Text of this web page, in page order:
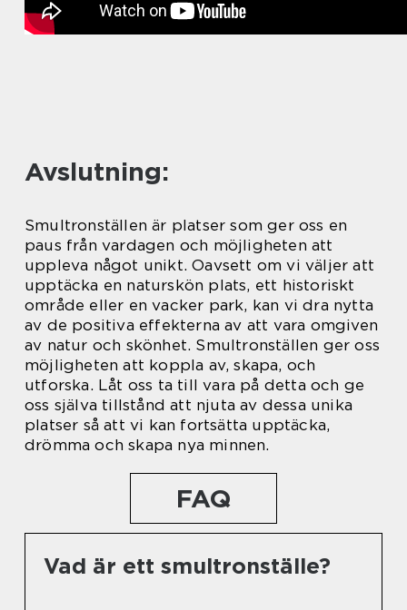
Avslutning:
Smultronställen är platser som ger oss en
paus från vardagen och möjligheten att
uppleva något unikt. Oavsett om vi väljer att
upptäcka en naturskön plats, ett historiskt
område eller en vacker park, kan vi dra nytta
av de positiva effekterna av att vara omgiven
av natur och skönhet. Smultronställen ger oss
möjligheten att koppla av, skapa, och
utforska. Låt oss ta till vara på detta och ge
oss själva tillstånd att njuta av dessa unika
platser så att vi kan fortsätta upptäcka,
drömma och skapa nya minnen.
FAQ
Vad är ett smultronställe?